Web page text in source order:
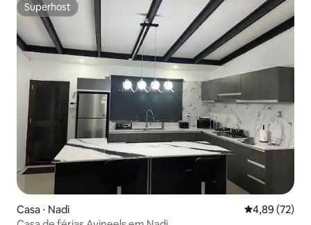
Superhost
Superhost
Casa ⋅ Nadi 4,89 de uma
4,89 (72)